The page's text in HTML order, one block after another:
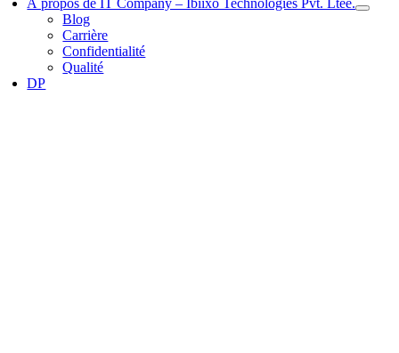
À propos de IT Company – Ibiixo Technologies Pvt. Ltée.
Blog
Carrière
Confidentialité
Qualité
DP